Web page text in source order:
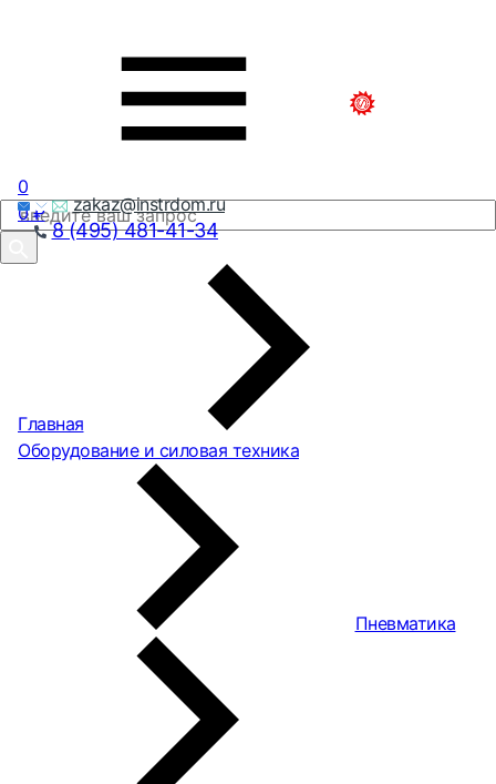
zakaz@instrdom.ru
8 (495) 481-41-34
0
0₽
Главная
Оборудование и силовая техника
Пневматика